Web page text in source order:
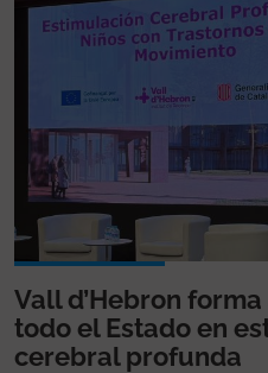
Vall d’Hebron
todo el Estado en
cerebral profunda